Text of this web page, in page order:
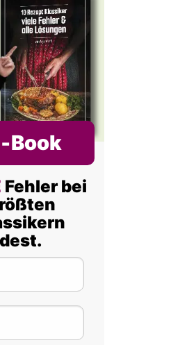
Fehler bei